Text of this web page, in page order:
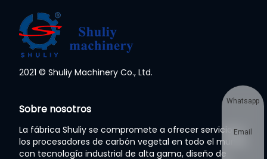
2021 © Shuliy Machinery Co., Ltd.
Sobre nosotros
La fábrica Shuliy se compromete a ofrecer servicios a
los procesadores de carbón vegetal en todo el mundo
con tecnología industrial de alta gama, diseño de
Whatsapp
Email